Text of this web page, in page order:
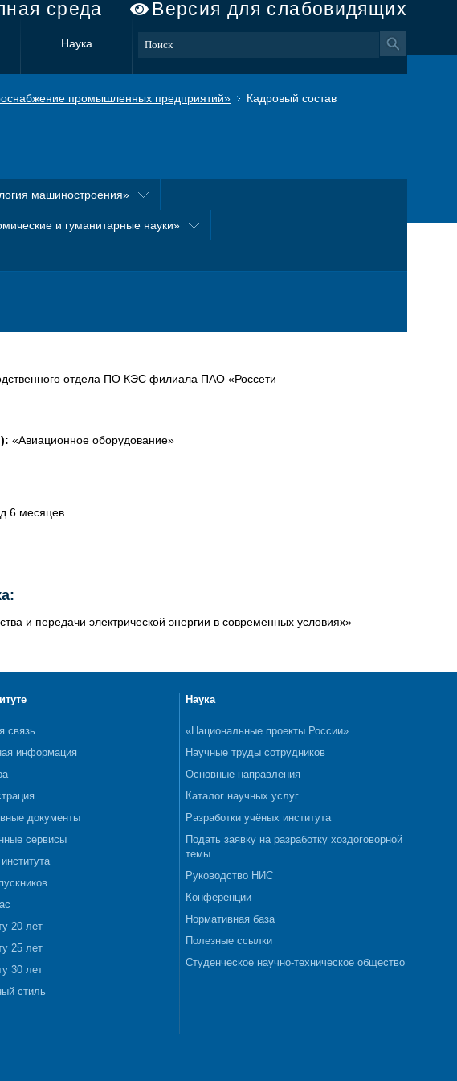
среда Версия для слабовидящих
Наука
промышленных предприятий» Кадровый состав
машиностроения»
и гуманитарные науки»
отдела ПО КЭС филиала ПАО «Россети
«Авиационное оборудование»
6 месяцев
и передачи электрической энергии в современных условиях»
связь
информация
документы
сервисы
20 лет
25 лет
30 лет
стиль
Наука
«Национальные проекты России»
Научные труды сотрудников
Основные направления
Каталог научных услуг
Разработки учёных института
Подать заявку на разработку хоздоговорной
темы
Руководство НИС
Конференции
Нормативная база
Полезные ссылки
Студенческое научно-техническое общество